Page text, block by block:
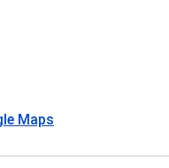
Maps